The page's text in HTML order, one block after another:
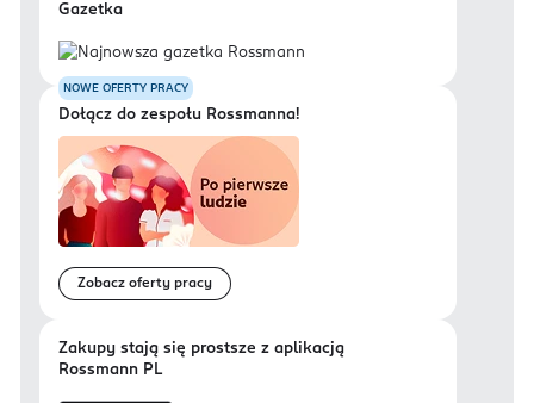
Gazetka
NOWE OFERTY PRACY
Dołącz do zespołu Rossmanna!
Zobacz oferty pracy
Zakupy stają się prostsze z aplikacją
Rossmann PL